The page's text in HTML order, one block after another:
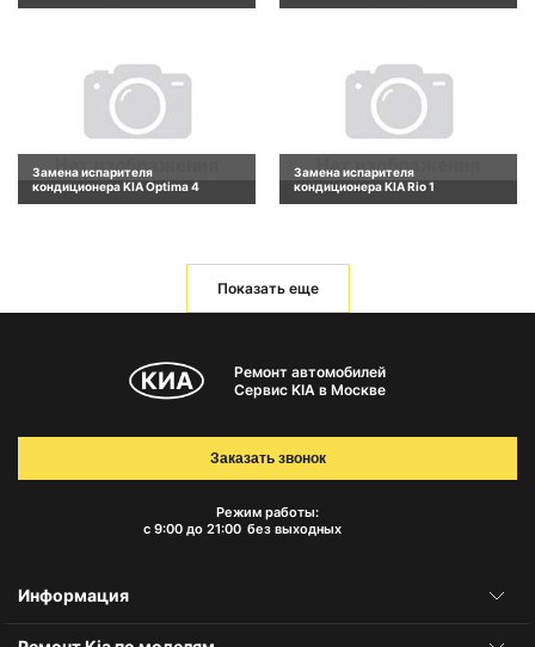
Замена испарителя
кондиционера KIA Optima 4
Замена испарителя
кондиционера KIA Rio 1
Показать еще
Ремонт автомобилей
Сервис KIA в Москве
Режим работы:
с 9:00 до 21:00 без выходных
Заказать звонок
Информация